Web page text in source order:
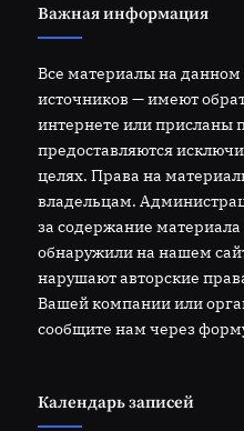
Важная информация
Все материалы на данном
источников — имеют
интернете или присланы
предоставляются
целях. Права на
владельцам.
за содержание
обнаружили на нашем
нарушают авторские
Вашей компании или
сообщите нам через
Календарь записей